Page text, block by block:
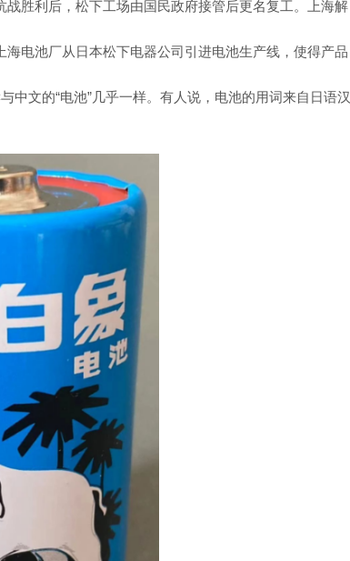
胜利后，松下工场由国民政府接管后更名复工。上海解
电池厂从日本松下电器公司引进电池生产线，使得产品
中文的“电池”几乎一样。有人说，电池的用词来自日语汉